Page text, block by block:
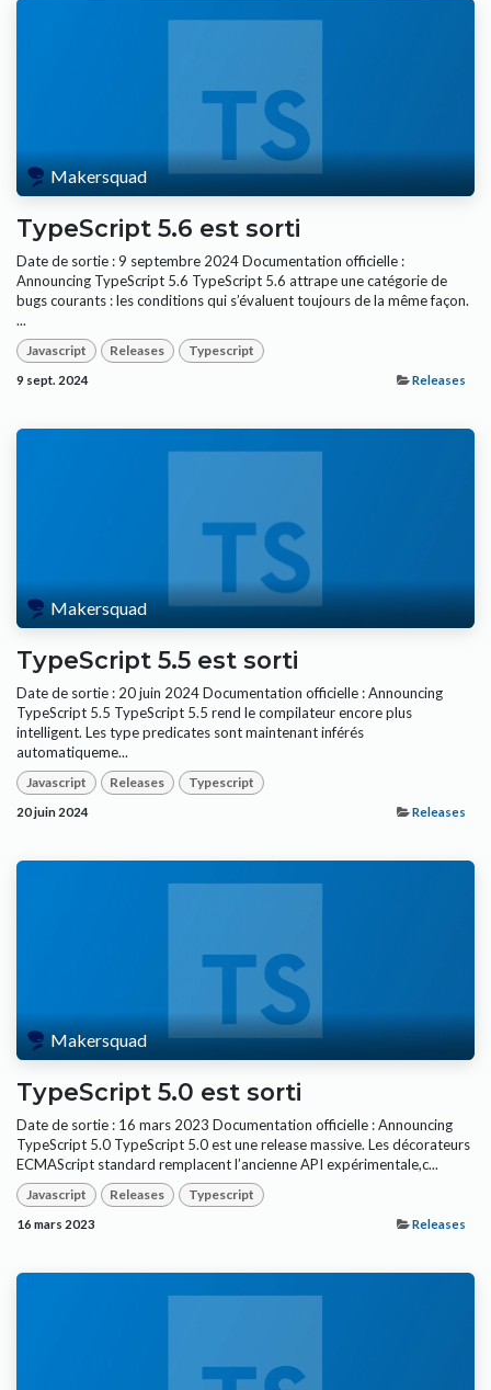
Makersquad
TypeScript 5.6 est sorti
Date de sortie : 9 septembre 2024 Documentation officielle :
Announcing TypeScript 5.6 TypeScript 5.6 attrape une catégorie de
bugs courants : les conditions qui s’évaluent toujours de la même façon.
...
Javascript Releases Typescript
9 sept. 2024 Releases
Makersquad
TypeScript 5.5 est sorti
Date de sortie : 20 juin 2024 Documentation officielle : Announcing
TypeScript 5.5 TypeScript 5.5 rend le compilateur encore plus
intelligent. Les type predicates sont maintenant inférés
automatiqueme...
Javascript Releases Typescript
20 juin 2024 Releases
Makersquad
TypeScript 5.0 est sorti
Date de sortie : 16 mars 2023 Documentation officielle : Announcing
TypeScript 5.0 TypeScript 5.0 est une release massive. Les décorateurs
ECMAScript standard remplacent l’ancienne API expérimentale,c...
Javascript Releases Typescript
16 mars 2023 Releases